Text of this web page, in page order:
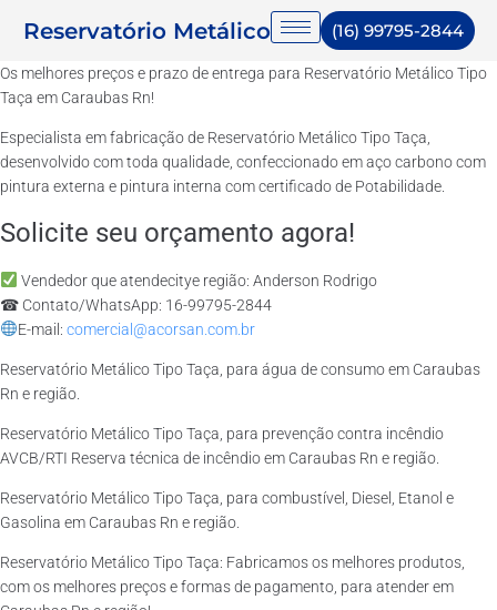
Reservatório Metálico (16) 99795-2844
Os melhores preços e prazo de entrega para Reservatório Metálico Tipo
Taça em Caraubas Rn!
Especialista em fabricação de Reservatório Metálico Tipo Taça,
desenvolvido com toda qualidade, confeccionado em aço carbono com
pintura externa e pintura interna com certificado de Potabilidade.
Solicite seu orçamento agora!
Vendedor que atendecitye região: Anderson Rodrigo
☎ Contato/WhatsApp: 16-99795-2844
E-mail: comercial@acorsan.com.br
Reservatório Metálico Tipo Taça, para água de consumo em Caraubas
Rn e região.
Reservatório Metálico Tipo Taça, para prevenção contra incêndio
AVCB/RTI Reserva técnica de incêndio em Caraubas Rn e região.
Reservatório Metálico Tipo Taça, para combustível, Diesel, Etanol e
Gasolina em Caraubas Rn e região.
Reservatório Metálico Tipo Taça: Fabricamos os melhores produtos,
com os melhores preços e formas de pagamento, para atender em